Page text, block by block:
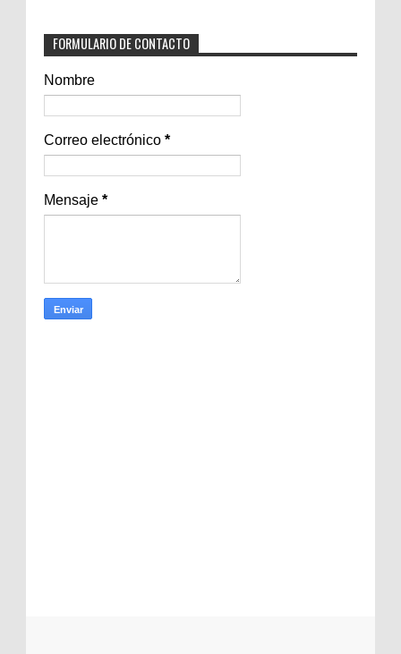
FORMULARIO DE CONTACTO
Nombre
Correo electrónico *
Mensaje *